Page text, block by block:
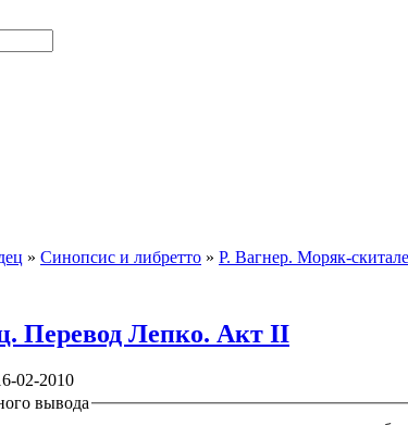
» Синопсис и либретто » Р. Вагнер. Моряк-
Перевод Лепко. Акт II
02-2010
вывода